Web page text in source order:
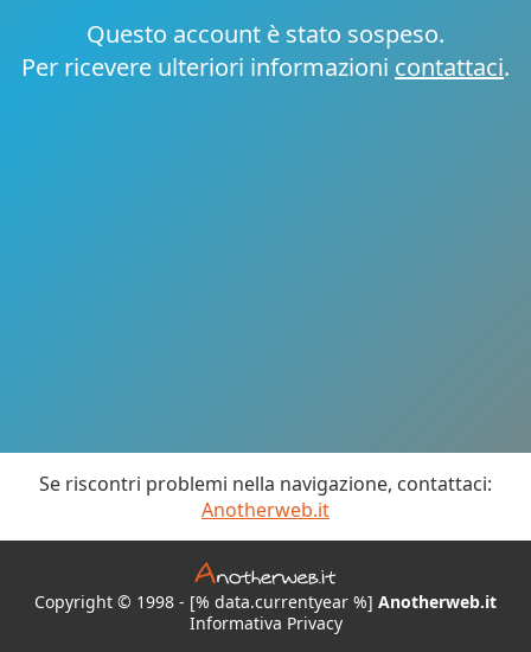
Questo account è stato sospeso.
Per ricevere ulteriori informazioni contattaci.
Se riscontri problemi nella navigazione, contattaci:
Anotherweb.it
Copyright © 1998 - [% data.currentyear %] Anotherweb.it
Informativa Privacy